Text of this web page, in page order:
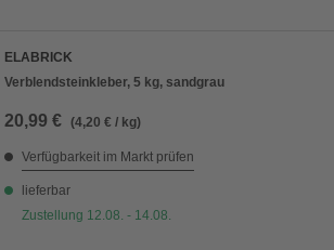
ELABRICK
Verblendsteinkleber, 5 kg, sandgrau
20,99 € (4,20 € / kg)
Verfügbarkeit im Markt prüfen
lieferbar
Zustellung 12.08. - 14.08.